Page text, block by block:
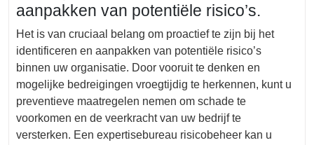
aanpakken van potentiële risico’s.
Het is van cruciaal belang om proactief te zijn bij het
identificeren en aanpakken van potentiële risico’s
binnen uw organisatie. Door vooruit te denken en
mogelijke bedreigingen vroegtijdig te herkennen, kunt u
preventieve maatregelen nemen om schade te
voorkomen en de veerkracht van uw bedrijf te
versterken. Een expertisebureau risicobeheer kan u